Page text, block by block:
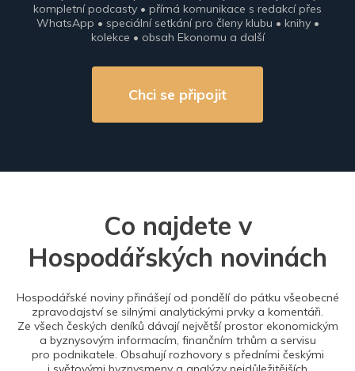
kompletní podcasty • přímá komunikace s redakcí přes
WhatsApp • speciální setkání pro členy klubu • knihy •
kolekce • obsah Ekonomu a další
Chci se připojit
Co najdete v
Hospodářských novinách
Hospodářské noviny přinášejí od pondělí do pátku všeobecné
zpravodajství se silnými analytickými prvky a komentáři.
Ze všech českých deníků dávají největší prostor ekonomickým
a byznysovým informacím, finančním trhům a servisu
pro podnikatele. Obsahují rozhovory s předními českými